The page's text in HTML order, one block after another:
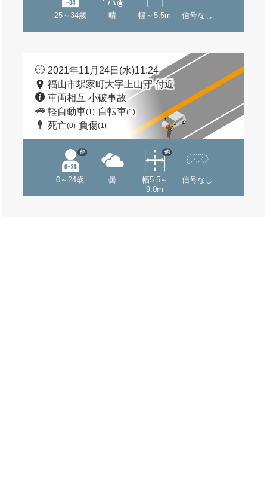
25～34歳 晴 幅～5.5m 信号なし
2021年11月24日(水)11:24
福山市駅家町大字上山守 付近
車両相互 小破事故
軽自動車(1) 自転車(1)
死亡(0) 負傷(1)
0～24歳
他
曇
幅5.5～
9.0m
他
信号なし